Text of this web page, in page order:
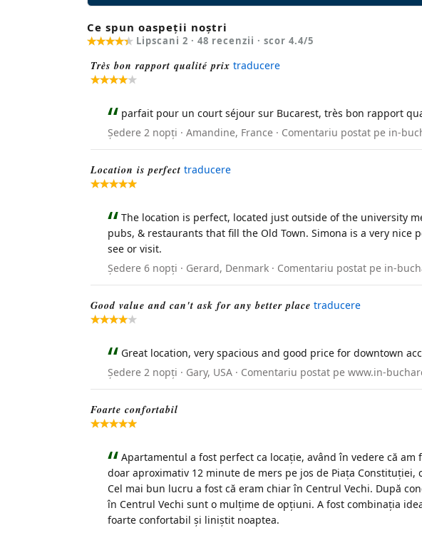
Ce spun oaspeții noștri
Lipscani 2 · 48 recenzii · scor 4.4/5
Très bon rapport qualité prix traducere
parfait pour un court séjour sur Bucarest, très bon rapport
Ședere 2 nopți · Amandine, France · Comentariu postat pe in-
Location is perfect traducere
The location is perfect, located just outside of the university
pubs, & restaurants that fill the Old Town. Simona is a very
see or visit.
Ședere 6 nopți · Gerard, Denmark · Comentariu postat pe in-
Good value and can't ask for any better place traducere
Great location, very spacious and good price for downtown
Ședere 2 nopți · Gary, USA · Comentariu postat pe www.in-
Foarte confortabil
Apartamentul a fost perfect ca locație, având în vedere că
doar aproximativ 12 minute de mers pe jos de Piața
Cel mai bun lucru a fost că eram chiar în Centrul Vechi. După
în Centrul Vechi sunt o mulțime de opțiuni. A fost combinația
foarte confortabil și liniștit noaptea.